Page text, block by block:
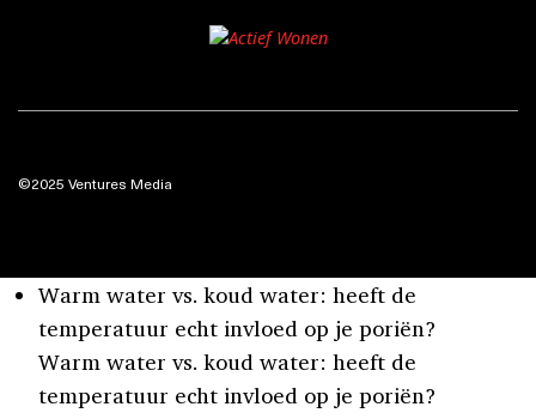
©2025 Ventures Media
Warm water vs. koud water: heeft de
temperatuur echt invloed op je poriën?
Warm water vs. koud water: heeft de
temperatuur echt invloed op je poriën?